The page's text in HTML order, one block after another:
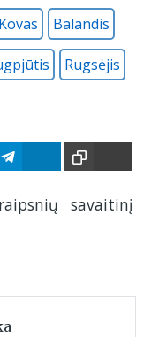
Kovas Balandis
Rugsėjis
savaitinį